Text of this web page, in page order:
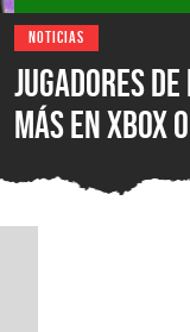
NOTICIAS
Jugadores de
más en XBOX
XBOX
muestra el